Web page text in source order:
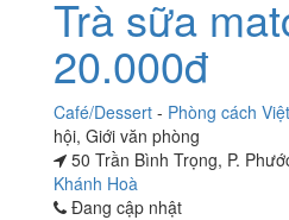
Trà sữa
20.000đ
Café/Dessert - Phòng cách Việt
hội, Giới văn phòng
50 Trần Bình Trọng, P.
Khánh Hoà
Đang cập nhật